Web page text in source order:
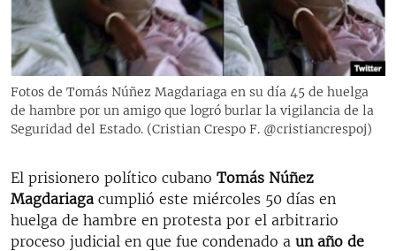
RADIO MARTÍ
ESPECIALES
ESPECIALES
LA REALIDAD DE LA VIVIENDA EN CUBA
KENTU-CUBANO
LOS SANTOS DE HIALEAH
DESINFORMACIÓN RUSA EN AMÉRICA LATINA
MULTIMEDIA
EDITORIALES
Fotos de Tomás Núñez Magdariaga en su día 45 de huelga
de hambre por un amigo que logró burlar la vigilancia de la
Seguridad del Estado. (Cristian Crespo F. ‏@cristiancrespoj)
El prisionero político cubano Tomás Núñez
Magdariaga cumplió este miércoles 50 días en
huelga de hambre en protesta por el arbitrario
proceso judicial en que fue condenado a un año de